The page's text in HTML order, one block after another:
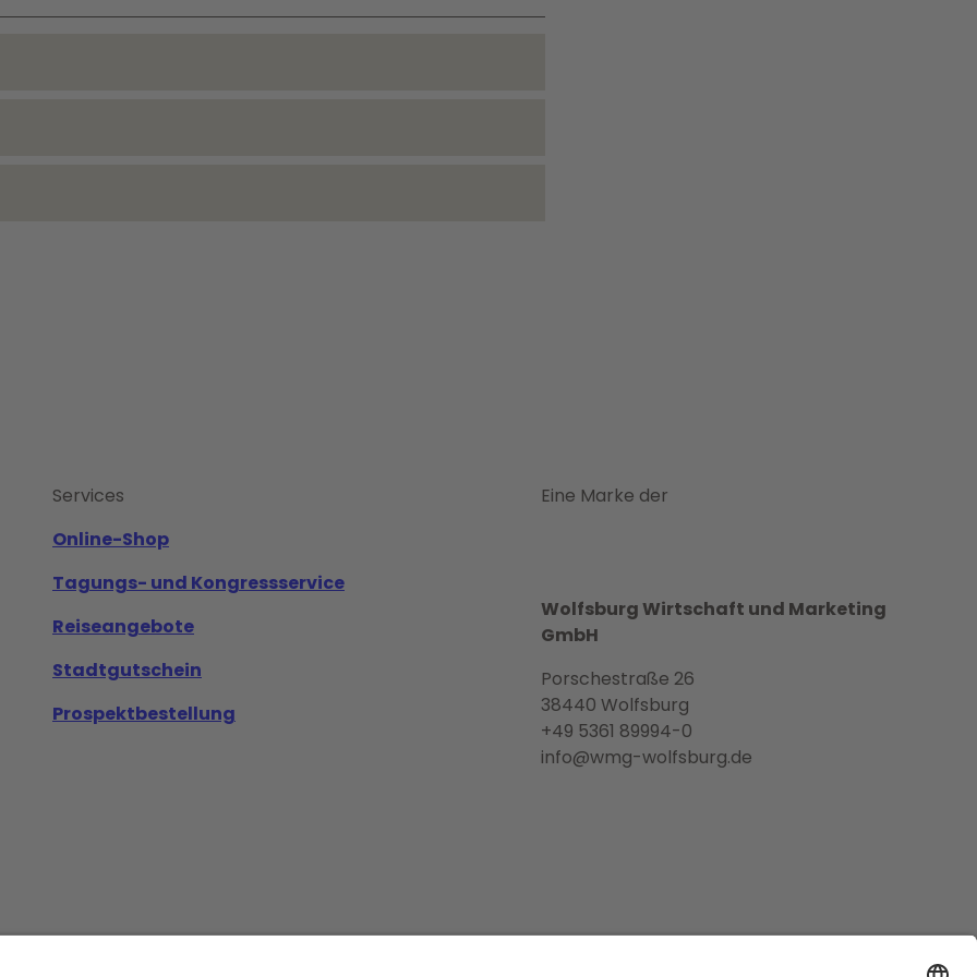
Services
Online-Shop
Tagungs- und Kongressservice
Reiseangebote
Stadtgutschein
Prospektbestellung
Eine Marke der
Wolfsburg Wirtschaft und Marketing
GmbH
Porschestraße 26
38440 Wolfsburg
+49 5361 89994-0
info@wmg-wolfsburg.de